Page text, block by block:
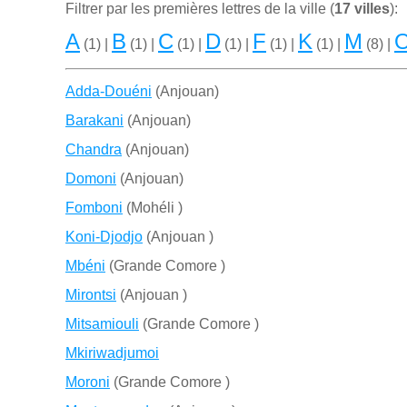
Filtrer par les premiѐres lettres de la ville (17 villes):
A (1) | B (1) | C (1) | D (1) | F (1) | K (1) | M (8) |
Adda-Douéni (Anjouan)
Barakani (Anjouan)
Chandra (Anjouan)
Domoni (Anjouan)
Fomboni (Mohéli )
Koni-Djodjo (Anjouan )
Mbéni (Grande Comore )
Mirontsi (Anjouan )
Mitsamiouli (Grande Comore )
Mkiriwadjumoi
Moroni (Grande Comore )